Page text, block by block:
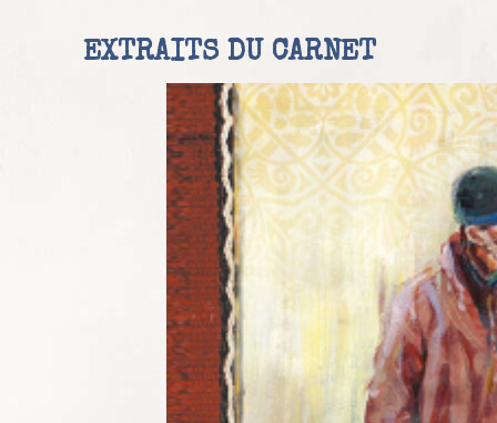
EXTRAITS DU CARNET